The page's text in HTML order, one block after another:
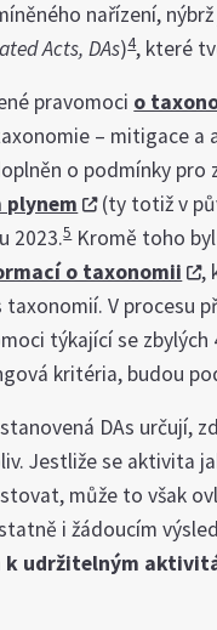
nařízení,
Acts, DAs)4, které
pravomoci o
– mitigace
o podmínky pro
plynem
(ty totiž v
2023.5Kromě toho
o taxonomii
,
V procesu
týkající se
kritéria, budou
DAs určují,
Jestliže se aktivita
může to však
i žádoucím
k udržitelným